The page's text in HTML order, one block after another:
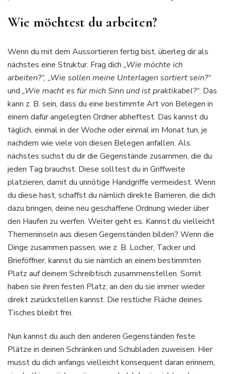
Wie möchtest du arbeiten?
Wenn du mit dem Aussortieren fertig bist, überleg dir als
nächstes eine Struktur. Frag dich „Wie möchte ich
arbeiten?“, „Wie sollen meine Unterlagen sortiert sein?“
und „Wie macht es für mich Sinn und ist praktikabel?“. Das
kann z. B. sein, dass du eine bestimmte Art von Belegen in
einem dafür angelegten Ordner abheftest. Das kannst du
täglich, einmal in der Woche oder einmal im Monat tun, je
nachdem wie viele von diesen Belegen anfallen. Als
nächstes suchst du dir die Gegenstände zusammen, die du
jeden Tag brauchst. Diese solltest du in Griffweite
platzieren, damit du unnötige Handgriffe vermeidest. Wenn
du diese hast, schaffst du nämlich direkte Barrieren, die dich
dazu bringen, deine neu geschaffene Ordnung wieder über
den Haufen zu werfen. Weiter geht es. Kannst du vielleicht
Themeninseln aus diesen Gegenständen bilden? Wenn die
Dinge zusammen passen, wie z. B. Locher, Tacker und
Brieföffner, kannst du sie nämlich an einem bestimmten
Platz auf deinem Schreibtisch zusammenstellen. Somit
haben sie ihren festen Platz, an den du sie immer wieder
direkt zurückstellen kannst. Die restliche Fläche deines
Tisches bleibt frei.
Nun kannst du auch den anderen Gegenständen feste
Plätze in deinen Schränken und Schubladen zuweisen. Hier
musst du dich anfangs vielleicht konsequent daran erinnern,